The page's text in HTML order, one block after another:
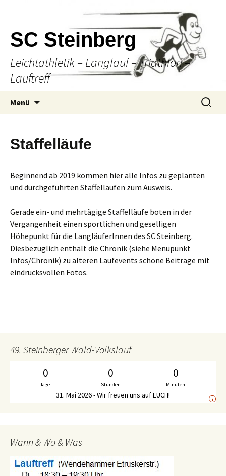
SC Steinberg
Leichtathletik – Langlauf – Triathlon –
Lauftreff
Menü
Suche
nach:
Staffelläufe
Beginnend ab 2019 kommen hier alle Infos zu geplanten
und durchgeführten Staffelläufen zum Ausweis.
Gerade ein- und mehrtägige Staffelläufe boten in der
Vergangenheit einen sportlichen und geselligen
Höhepunkt für die LangläuferInnen des SC Steinberg.
Diesbezüglich enthält die Chronik (siehe Menüpunkt
Infos/Chronik) zu älteren Laufevents schöne Beiträge mit
eindrucksvollen Fotos.
49. Steinberger Wald-Volkslauf
0
Tage
0
Stunden
0
Minuten
31. Mai 2026 - Wir freuen uns auf EUCH! i
Wann & Wo & Was